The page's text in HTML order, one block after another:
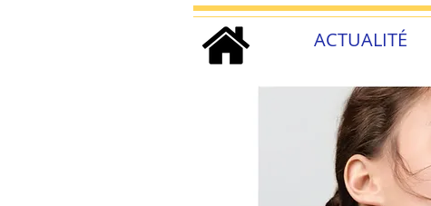
ACTUALITÉ